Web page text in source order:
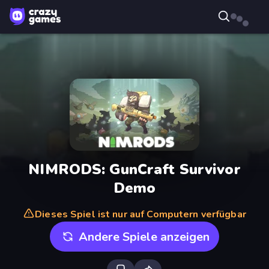
NIMRODS: GunCraft Survivor
Demo
Dieses Spiel ist nur auf Computern verfügbar
Andere Spiele anzeigen